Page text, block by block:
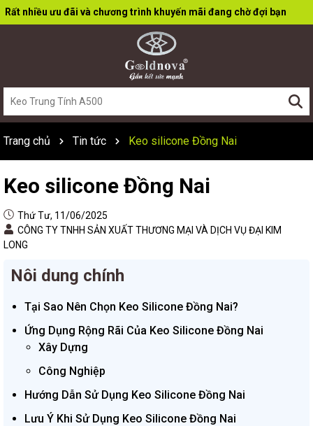
Rất nhiều ưu đãi và chương trình khuyến mãi đang chờ đợi bạn
Trang chủ Tin tức Keo silicone Đồng Nai
Keo silicone Đồng Nai
Thứ Tư, 11/06/2025
CÔNG TY TNHH SẢN XUẤT THƯƠNG MẠI VÀ DỊCH VỤ ĐẠI KIM
LONG
Nôi dung chính
Tại Sao Nên Chọn Keo Silicone Đồng Nai?
Ứng Dụng Rộng Rãi Của Keo Silicone Đồng Nai
Xây Dựng
Công Nghiệp
Hướng Dẫn Sử Dụng Keo Silicone Đồng Nai
Lưu Ý Khi Sử Dụng Keo Silicone Đồng Nai